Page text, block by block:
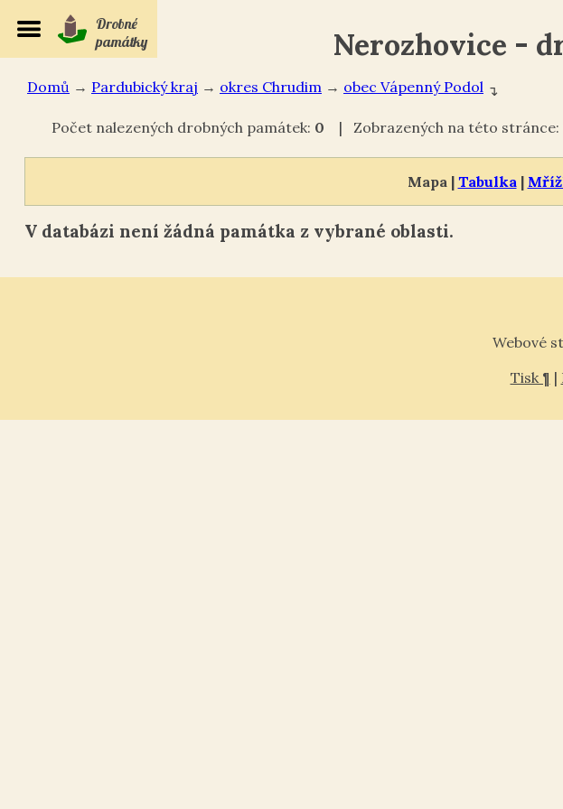
Drobné
památky
Nerozhovice -
Domů → Pardubický kraj → okres Chrudim → Vápenný Podol ↴
Počet nalezených drobných památek: 0 | Zobrazených na této stránce:
Mapa | Tabulka |
V databázi není žádná památka z vybrané oblasti.
Webové
Tisk ¶ |